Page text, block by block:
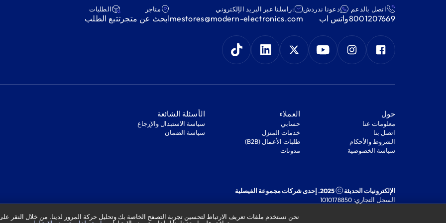
اتصل بالدعم
8001207669
دعونا ندردش
واتس اب
:راسلنا عبر البريد الإلكتروني
mestores@modern-electronics.com
متاجر
ابحث عن متجر
‫الطلبات‬
‫تتبع الطلب‬
‫حول‬
معلومات عنا
اتصل بنا
‫الشروط والأحكام‬
‫سياسة الخصوصية‬
‫العملاء‬
‫حسابي‬
‫خدمات المنزل‬
‫طلبات الأعمال (B2B)‬
مدونات
‫الأسئلة الشائعة‬
‫سياسة الاستبدال والإرجاع‬
‫سياسة الضمان‬
الإلكترونيات الحديثة
2025. إحدى شركات مجموعة الفيصلية
السجل التجاري: 1010178850
نحن نستخدم ملفات تعريف الارتباط لتحسين تجربة التصفح الخاصة بك وتحليل حركة المرور لدينا. من خلال النقر